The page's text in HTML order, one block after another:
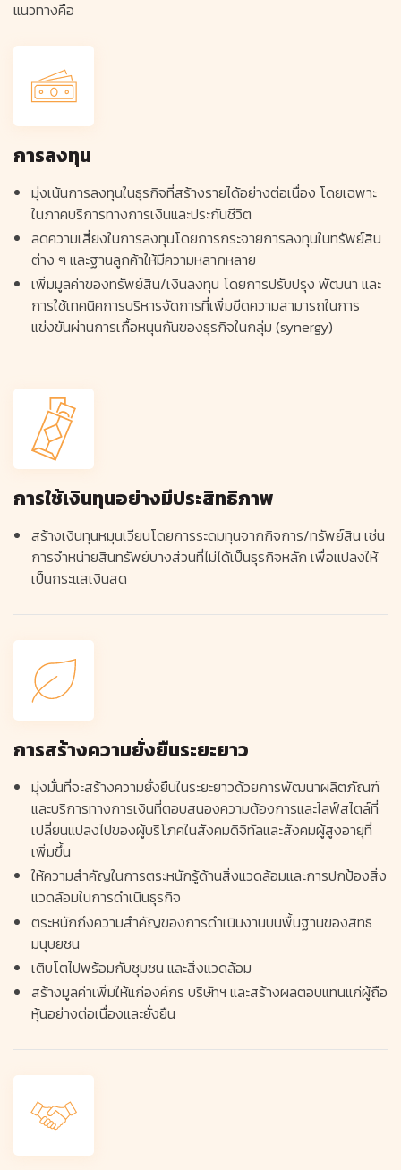
แนวทางคือ
การลงทุน
มุ่งเน้นการลงทุนในธุรกิจที่สร้างรายได้อย่างต่อเนื่อง โดยเฉพาะ
ในภาคบริการทางการเงินและประกันชีวิต
ลดความเสี่ยงในการลงทุนโดยการกระจายการลงทุนในทรัพย์สิน
ต่าง ๆ และฐานลูกค้าให้มีความหลากหลาย
เพิ่มมูลค่าของทรัพย์สิน/เงินลงทุน โดยการปรับปรุง พัฒนา และ
การใช้เทคนิคการบริหารจัดการที่เพิ่มขีดความสามารถในการ
แข่งขันผ่านการเกื้อหนุนกันของธุรกิจในกลุ่ม (synergy)
การใช้เงินทุนอย่างมีประสิทธิภาพ
สร้างเงินทุนหมุนเวียนโดยการระดมทุนจากกิจการ/ทรัพย์สิน เช่น
การจำหน่ายสินทรัพย์บางส่วนที่ไม่ได้เป็นธุรกิจหลัก เพื่อแปลงให้
เป็นกระแสเงินสด
การสร้างความยั่งยืนระยะยาว
มุ่งมั่นที่จะสร้างความยั่งยืนในระยะยาวด้วยการพัฒนาผลิตภัณฑ์
และบริการทางการเงินที่ตอบสนองความต้องการและไลฟ์สไตล์ที่
เปลี่ยนแปลงไปของผู้บริโภคในสังคมดิจิทัลและสังคมผู้สูงอายุที่
เพิ่มขึ้น
ให้ความสำคัญในการตระหนักรู้ด้านสิ่งแวดล้อมและการปกป้องสิ่ง
แวดล้อมในการดำเนินธุรกิจ
ตระหนักถึงความสำคัญของการดำเนินงานบนพื้นฐานของสิทธิ
มนุษยชน
เติบโตไปพร้อมกับชุมชน และสิ่งแวดล้อม
สร้างมูลค่าเพิ่มให้แก่องค์กร บริษัทฯ และสร้างผลตอบแทนแก่ผู้ถือ
หุ้นอย่างต่อเนื่องและยั่งยืน